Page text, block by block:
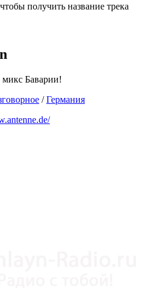
получить название трека
Баварии!
/Германия